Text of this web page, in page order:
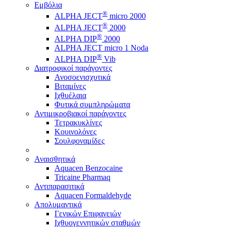
Εμβόλια
ALPHA JECT® micro 2000
ALPHA JECT® 2000
ALPHA DIP® 2000
ALPHA JECT micro 1 Νoda
ALPHA DIP® Vib
Διατροφικοί παράγοντες
Ανοσοενισχυτικά
Βιταμίνες
Ιχθυέλαια
Φυτικά συμπληρώματα
Αντιμικροβιακοί παράγοντες
Τετρακυκλίνες
Κουινολόνες
Σουλφοναμίδες
Αναισθητικά
Aquacen Benzocaine
Tricaine Pharmaq
Αντιπαρασιτικά
Aquacen Formaldehyde
Απολυμαντικά
Γενικών Επιφανειών
Ιχθυογεννητικών σταθμών